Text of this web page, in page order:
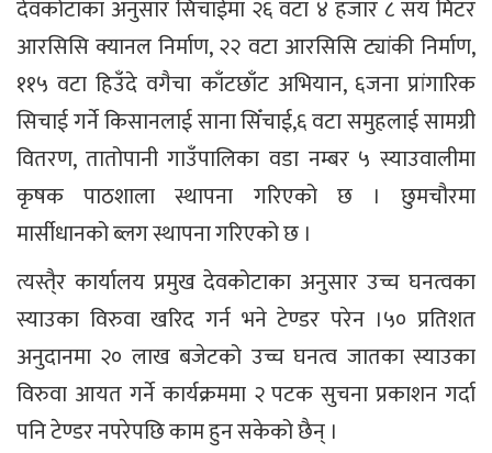
देवकोटाका अनुसार सिचाईमा २६ वटा ४ हजार ८ सय मिटर
आरसिसि क्यानल निर्माण, २२ वटा आरसिसि ट्यांकी निर्माण,
११५ वटा हिउँदे वगैचा काँटछाँट अभियान, ६जना प्रांगारिक
सिचाई गर्ने किसानलाई साना सिँचाई,६ वटा समुहलाई सामग्री
वितरण, तातोपानी गाउँपालिका वडा नम्बर ५ स्याउवालीमा
कृषक पाठशाला स्थापना गरिएको छ । छुमचौरमा
मार्सीधानको ब्लग स्थापना गरिएको छ ।
त्यस्तै्र कार्यालय प्रमुख देवकोटाका अनुसार उच्च घनत्वका
स्याउका विरुवा खरिद गर्न भने टेण्डर परेन ।५० प्रतिशत
अनुदानमा २० लाख बजेटको उच्च घनत्व जातका स्याउका
विरुवा आयत गर्ने कार्यक्रममा २ पटक सुचना प्रकाशन गर्दा
पनि टेण्डर नपरेपछि काम हुन सकेको छैन् ।